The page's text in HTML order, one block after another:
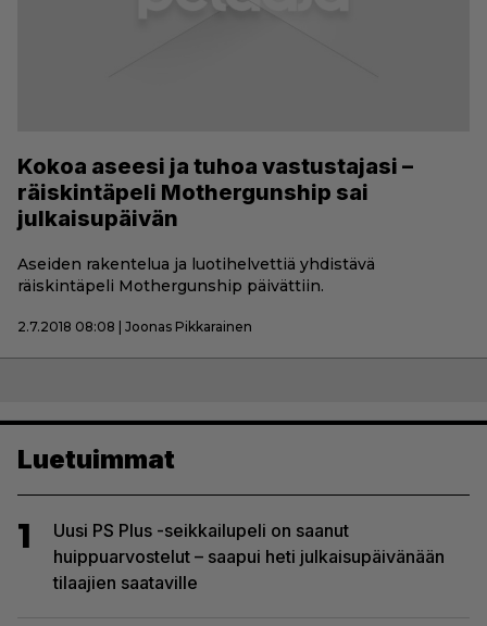
Kokoa aseesi ja tuhoa vastustajasi –
räiskintäpeli Mothergunship sai
julkaisupäivän
Aseiden rakentelua ja luotihelvettiä yhdistävä
räiskintäpeli Mothergunship päivättiin.
2.7.2018 08:08 | Joonas Pikkarainen
Luetuimmat
1
Uusi PS Plus -seikkailupeli on saanut
huippuarvostelut – saapui heti julkaisupäivänään
tilaajien saataville